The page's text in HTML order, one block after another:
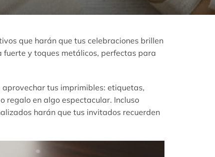
que harán que tus celebraciones brillen
fuerte y toques metálicos, perfectas para
tus imprimibles: etiquetas,
regalo en algo espectacular. Incluso
harán que tus invitados recuerden